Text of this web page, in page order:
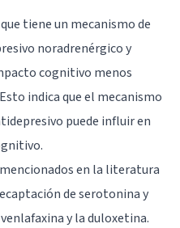
tiene un mecanismo de
noradrenérgico y
cognitivo menos
indica que el mecanismo
puede influir en
en la literatura
de serotonina y
y la duloxetina.